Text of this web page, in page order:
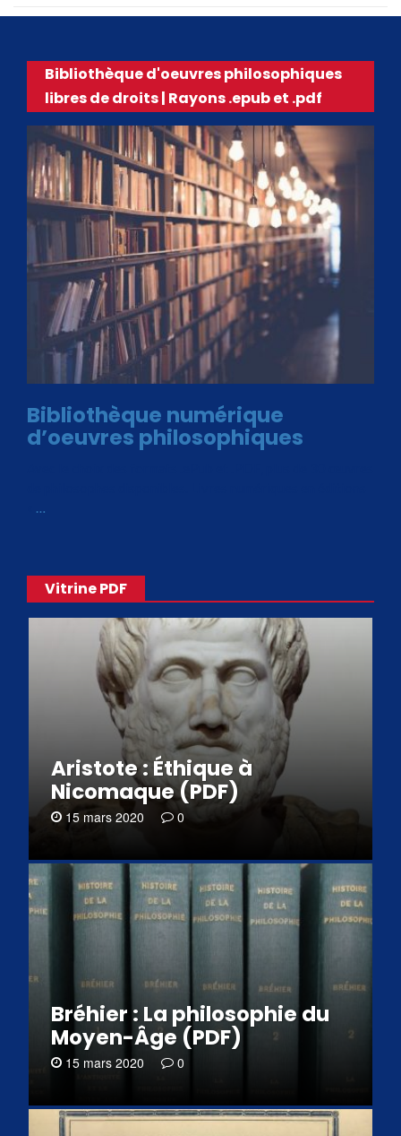
Bibliothèque d'oeuvres philosophiques
libres de droits | Rayons .epub et .pdf
Bibliothèque numérique
d’oeuvres philosophiques
…
Vitrine PDF
Aristote : Éthique à
Nicomaque (PDF)
15 mars 2020 0
Bréhier : La philosophie du
Moyen-Âge (PDF)
15 mars 2020 0